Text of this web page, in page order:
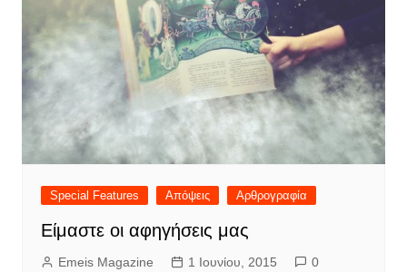
Special Features Απόψεις Αρθρογραφία
Είμαστε οι αφηγήσεις μας
Emeis Magazine 1 Ιουνίου, 2015 0